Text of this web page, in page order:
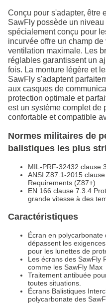
Conçu pour s'adapter, être
SawFly possède un
spécialement conçu pour
incurvée offre un champ
ventilation maximale. Les
réglables garantissent un
fois. La monture légère et
SawFly s'adaptent
aux casques de
protection optimale et
est un système complet de
confortable et compatible
Normes militaires de
balistiques les plus
MIL-PRF-32432 clause
ANSI Z87.1-2015
Requirements (Z87+)
EN 166 clause 7.3.4
grande vitesse à des
Caractéristiques
Écran en polycarbonate
dépassent les
pour les lunettes de
Les écrans des SawFly
comme les SawFly Max
Traitement antibuée
toutes situations.
Écrans Balistiques
polycarbonate des